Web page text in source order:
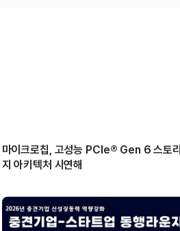
마이크로칩, 고성능 PCIe® Gen 6 스토리
지 아키텍처 시연해